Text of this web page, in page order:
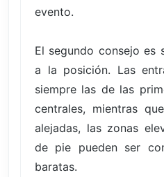
evento.
El segundo consejo es
a la posición. Las
siempre las de las
centrales, mientras
alejadas, las zonas
de pie pueden ser
baratas.